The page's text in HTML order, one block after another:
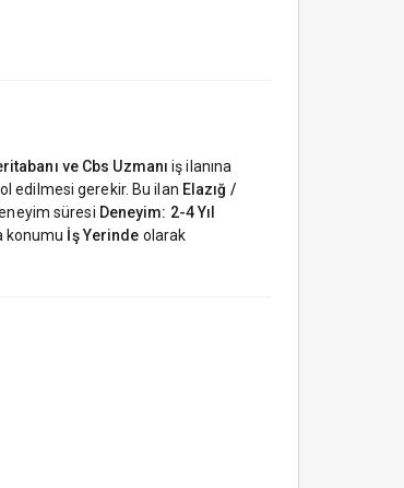
ve Cbs Uzmanı iş ilanına
edilmesi gerekir. Bu ilan Elazığ /
süresi Deneyim: 2-4 Yıl
konumu İş Yerinde olarak